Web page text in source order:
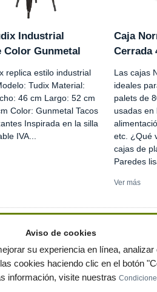
Industrial
Color Gunmetal
replica estilo industrial
Tudix Material:
46 cm Largo: 52 cm
Color: Gunmetal Tacos
Inspirada en la silla
IVA...
Caja
Cerrada
Las cajas
ideales
palets de
usadas en
etc. ¿Qué
cajas de
Paredes
Ver más
|Condiciones de uso| Contacto|Editores|
Aviso de cookies
su experiencia en línea,
cookies haciendo clic en el botón
información, visite nuestras